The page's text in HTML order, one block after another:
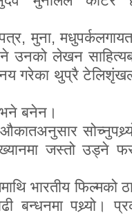
मुना,
उनको लेखन
गरेका थुप्रै
बनेन।
जस्तो उड्ने
भारतीय फिल्मको
पथ्र्यो।